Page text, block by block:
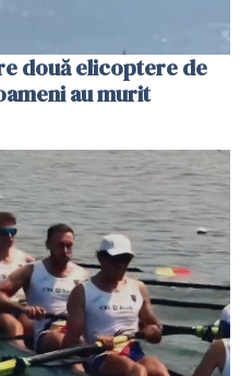
două elicoptere de
au murit